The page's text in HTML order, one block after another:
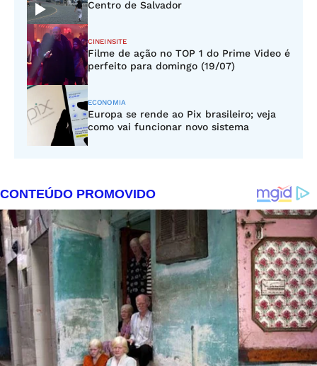
Centro de Salvador
CINEINSITE
Filme de ação no TOP 1 do Prime Video é
perfeito para domingo (19/07)
ECONOMIA
Europa se rende ao Pix brasileiro; veja
como vai funcionar novo sistema